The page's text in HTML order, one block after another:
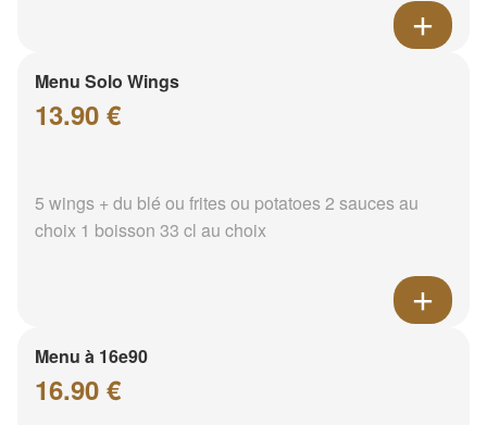
Menu Solo Wings
13.90 €
5 wings + du blé ou frites ou potatoes 2 sauces au
choix 1 boisson 33 cl au choix
Menu à 16e90
16.90 €